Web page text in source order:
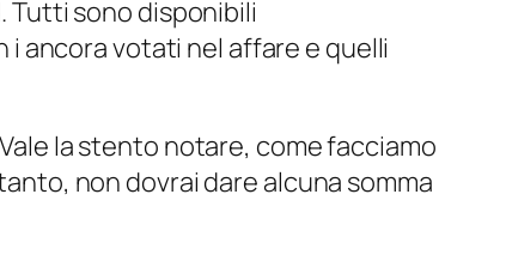
Tutti sono disponibili
ancora votati nel affare e quelli
la stento notare, come facciamo
non dovrai dare alcuna somma